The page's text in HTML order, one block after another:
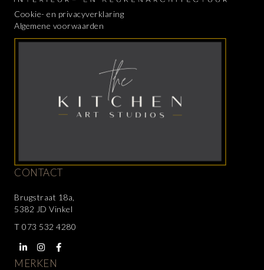
Cookie- en privacyverklaring
Algemene voorwaarden
CONTACT
Brugstraat 18a,
5382 JD Vinkel
T 073 532 4280
MERKEN